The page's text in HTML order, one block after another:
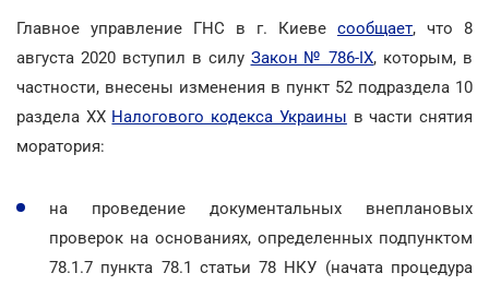
Главное управление ГНС в г. Киеве сообщает, что 8
августа 2020 вступил в силу Закон № 786-IX, которым, в
частности, внесены изменения в пункт 52 подраздела 10
раздела ХХ Налогового кодекса Украины в части снятия
моратория:
на проведение документальных внеплановых
проверок на основаниях, определенных подпунктом
78.1.7 пункта 78.1 статьи 78 НКУ (начата процедура